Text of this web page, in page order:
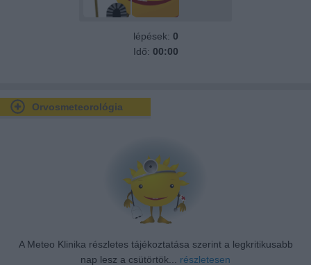
Orvosmeteorológia
A Meteo Klinika részletes tájékoztatása szerint a legkritikusabb
nap lesz a csütörtök... részletesen
lépések: 0
Idő: 00:00